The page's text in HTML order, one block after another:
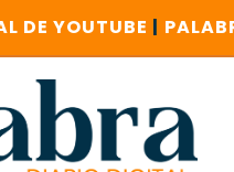
DE YOUTUBE |